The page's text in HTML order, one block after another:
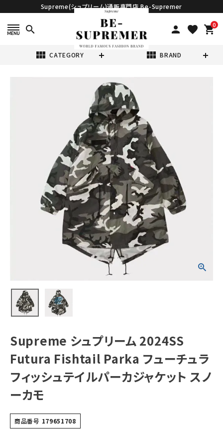
Supreme(シュプリーム)通販専門店 Be-Supremer
search person favorite 0
shopping_cart
view_module CATEGORY view_module BRAND
Supreme シュプ
リーム 2024SS
Futura Fishtail
Tシャツ・ロングスリーブ
パーカー・トレーナー
ジャケット・アウター
キャップ・ハット
ニット帽・ビーニー
バックパック・リュック
その他バッグ類
Supreme シュプリーム 2024SS
Futura Fishtail Parka フューチュラ
フィッシュテイルパーカジャケット スノ
ーカモ
商品番号 179651708